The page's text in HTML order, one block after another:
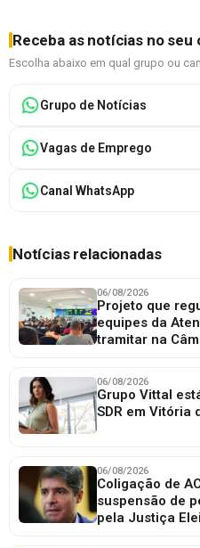
Receba as notícias no seu
Escolha abaixo em qual grupo ou
Grupo de Notícias
Vagas de Emprego
Canal WhatsApp
Notícias relacionadas
06/08/2026
Projeto que
equipes da
tramitar na
06/08/2026
Grupo Vittal
SDR em Vitória
06/08/2026
Coligação de
suspensão de
pela Justiça